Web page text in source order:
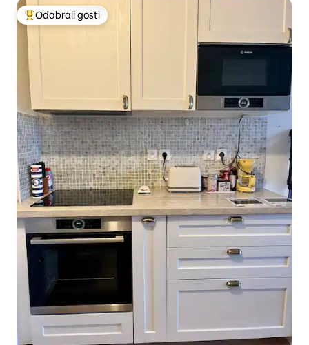
Među najviše rangiranima s oznakom „Odabrali gosti”
Odabrali gosti